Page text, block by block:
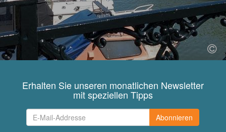
Erhalten Sie unseren monatlichen Newsletter
mit speziellen Tipps
Abonnieren